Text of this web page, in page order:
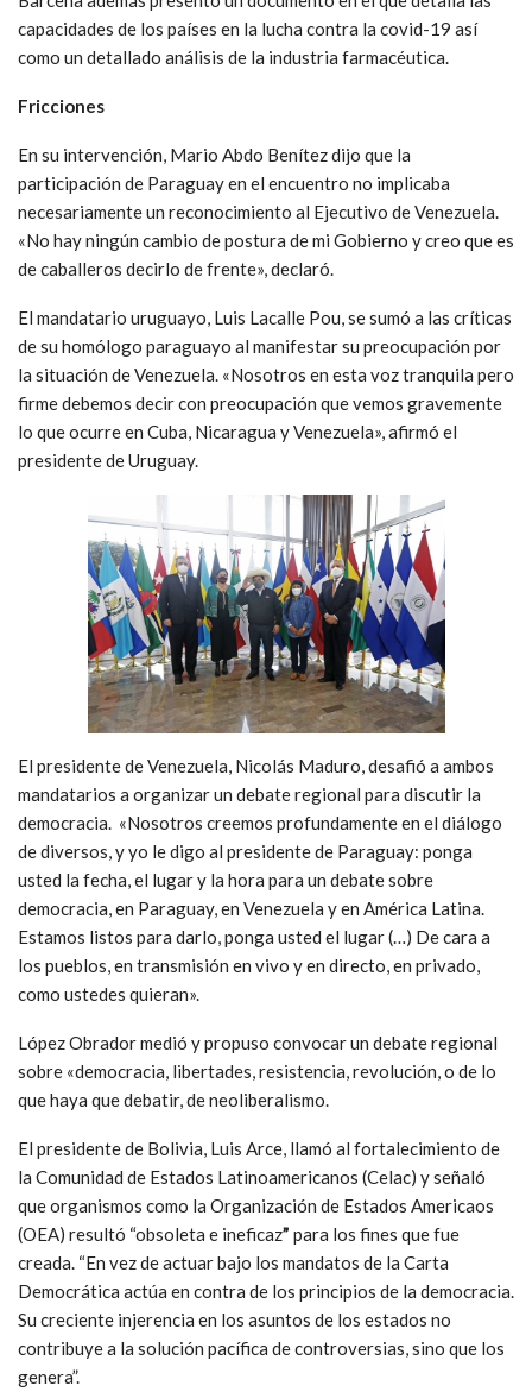
capacidades de los países en la lucha contra la covid-19 así
como un detallado análisis de la industria farmacéutica.
Fricciones
En su intervención, Mario Abdo Benítez dijo que la
participación de Paraguay en el encuentro no implicaba
necesariamente un reconocimiento al Ejecutivo de Venezuela.
«No hay ningún cambio de postura de mi Gobierno y creo que es
de caballeros decirlo de frente», declaró.
El mandatario uruguayo, Luis Lacalle Pou, se sumó a las críticas
de su homólogo paraguayo al manifestar su preocupación por
la situación de Venezuela. «Nosotros en esta voz tranquila pero
firme debemos decir con preocupación que vemos gravemente
lo que ocurre en Cuba, Nicaragua y Venezuela», afirmó el
presidente de Uruguay.
El presidente de Venezuela, Nicolás Maduro, desafió a ambos
mandatarios a organizar un debate regional para discutir la
democracia. «Nosotros creemos profundamente en el diálogo
de diversos, y yo le digo al presidente de Paraguay: ponga
usted la fecha, el lugar y la hora para un debate sobre
democracia, en Paraguay, en Venezuela y en América Latina.
Estamos listos para darlo, ponga usted el lugar (…) De cara a
los pueblos, en transmisión en vivo y en directo, en privado,
como ustedes quieran».
López Obrador medió y propuso convocar un debate regional
sobre «democracia, libertades, resistencia, revolución, o de lo
que haya que debatir, de neoliberalismo.
El presidente de Bolivia, Luis Arce, llamó al fortalecimiento de
la Comunidad de Estados Latinoamericanos (Celac) y señaló
que organismos como la Organización de Estados Americaos
(OEA) resultó “obsoleta e ineficaz” para los fines que fue
creada. “En vez de actuar bajo los mandatos de la Carta
Democrática actúa en contra de los principios de la democracia.
Su creciente injerencia en los asuntos de los estados no
contribuye a la solución pacífica de controversias, sino que los
genera”.